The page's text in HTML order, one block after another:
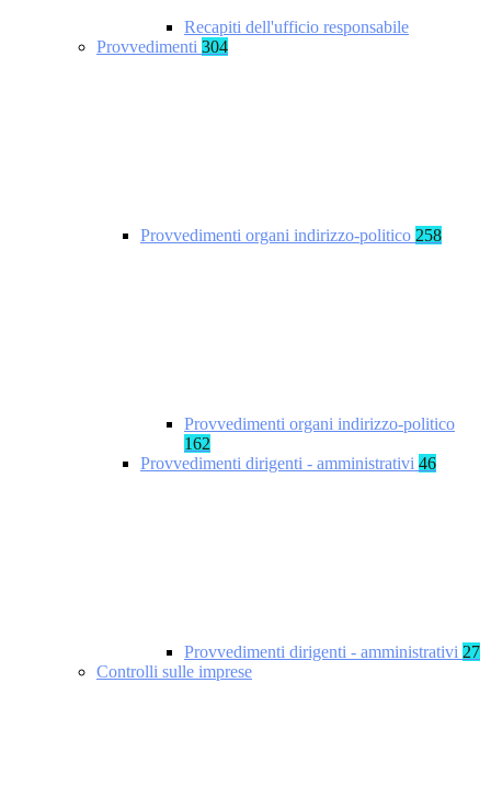
Recapiti dell'ufficio responsabile
Provvedimenti 304
Provvedimenti organi indirizzo-politico 258
Provvedimenti organi indirizzo-politico
162
Provvedimenti dirigenti - amministrativi 46
Provvedimenti dirigenti - amministrativi 27
Controlli sulle imprese